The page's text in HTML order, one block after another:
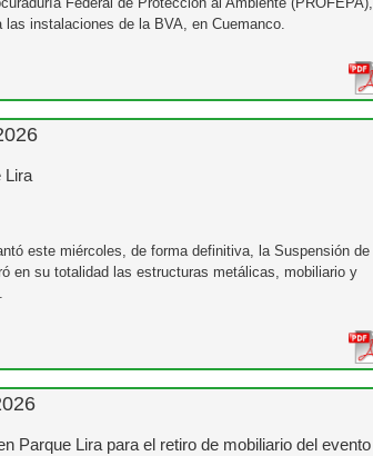
instalaciones de la BVA, en Cuemanco.
Lira
este miércoles, de forma definitiva, la Suspensión de
en su totalidad las estructuras metálicas, mobiliario y
Parque Lira para el retiro de mobiliario del evento